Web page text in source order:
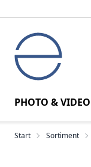
PHOTO & VIDEO
Start Sortiment